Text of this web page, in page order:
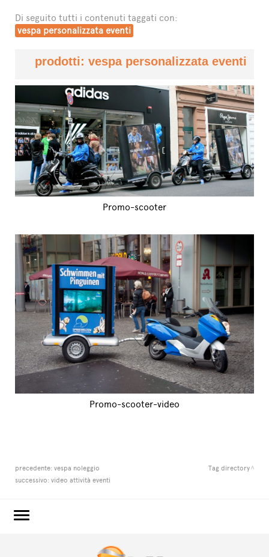
Di seguito tutti i contenuti taggati con:
vespa personalizzata eventi
prodotti: vespa personalizzata eventi
Promo-scooter
Promo-scooter-video
precedente: vespa noleggio
successivo: video attività eventi
Tag directory